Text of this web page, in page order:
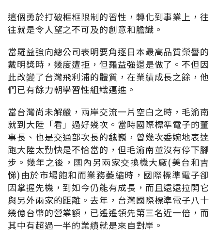
這個勇於打破框框限制的習性，轉化到事業上，往
往就是令人望之不可及的創意和膽識。
當羅益強向總公司表明要角逐日本最高品質榮譽的
戴明獎時，幾度遭拒，但羅益強還是做了。不但因
此改變了台灣飛利浦的體質，在業績成長之餘，他
們已有餘力朝學習性組織邁進。
當台灣尚未解嚴，兩岸交流一片空白之時，毛渝南
就到大陸「看」過好幾次。當時國際標準電子的董
事長、也是交通部次長的魏巍，曾幾次委婉地表達
跑大陸太勤快是不恰當的，但毛渝南並沒有停下腳
步。幾年之後，國內另兩家交換機大廠(美台和吉
悌)由於市場飽和而業務萎縮時，國際標準電子卻
因掌握先機，到如今仍能有成長，而且遠遠拉開它
與另外兩家的距離。去年，台灣國際標準電子八十
幾億台幣的營業額，已遙遙領先第三名近一倍，而
其中有超過一半的業績就是來自對岸。